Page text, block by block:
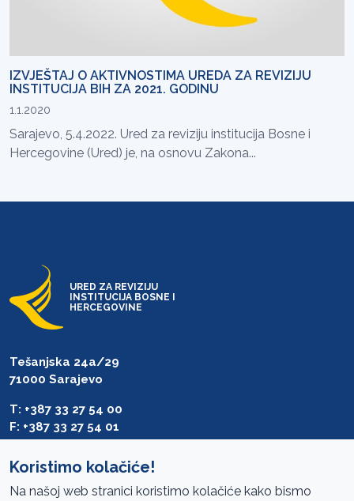
IZVJEŠTAJ O AKTIVNOSTIMA UREDA ZA REVIZIJU
INSTITUCIJA BIH ZA 2021. GODINU
1.1.2020
Sarajevo, 5.4.2022. Ured za reviziju institucija Bosne i
Hercegovine (Ured) je, na osnovu Zakona...
URED ZA REVIZIJU
INSTITUCIJA BOSNE I
HERCEGOVINE
Tešanjska 24a/29
71000 Sarajevo
T: +387 33 27 54 00
F: +387 33 27 54 01
Koristimo kolačiće!
Na našoj web stranici koristimo kolačiće kako bismo